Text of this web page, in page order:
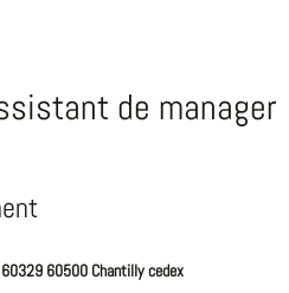
de manager
60329 60500 Chantilly cedex